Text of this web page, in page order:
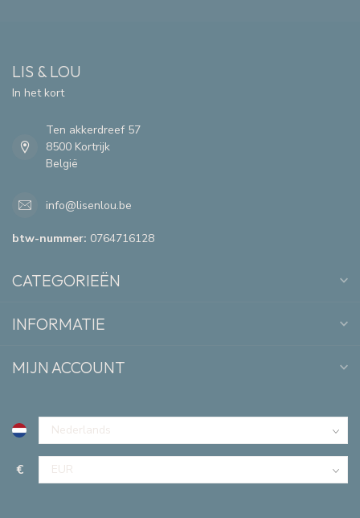
LIS & LOU
In het kort
Ten akkerdreef 57
8500 Kortrijk
België
info@lisenlou.be
btw-nummer: 0764716128
CATEGORIEËN
INFORMATIE
MIJN ACCOUNT
€